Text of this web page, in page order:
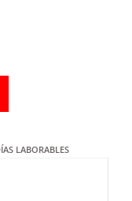
LABORABLES